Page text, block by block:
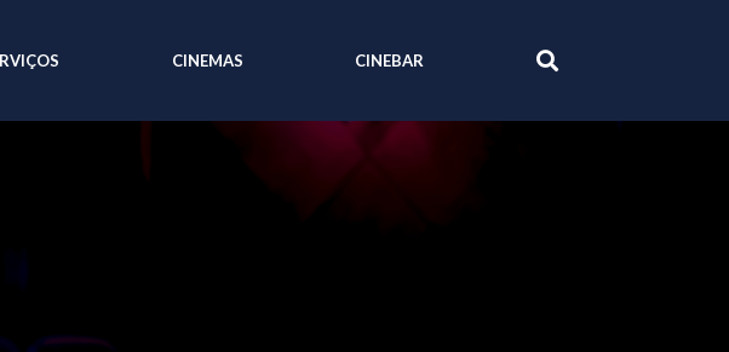
CINEMAS CINEBAR